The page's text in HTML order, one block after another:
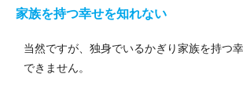
家族を持つ幸せを知れない
当然ですが、独身でいるかぎり家族を持つ
できません。